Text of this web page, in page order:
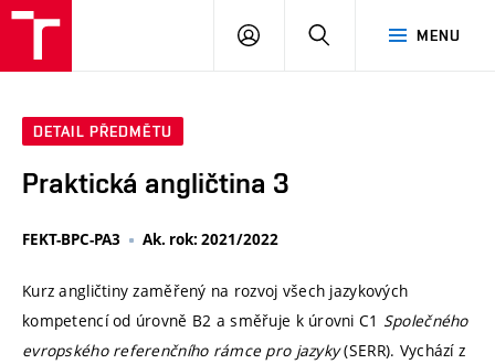
MENU
PŘIHLÁSIT
DETAIL PŘEDMĚTU
Praktická angličtina 3
FEKT-BPC-PA3 Ak. rok: 2021/2022
Kurz angličtiny zaměřený na rozvoj všech jazykových
kompetencí od úrovně B2 a směřuje k úrovni C1 Společného
evropského referenčního rámce pro jazyky(SERR). Vychází z